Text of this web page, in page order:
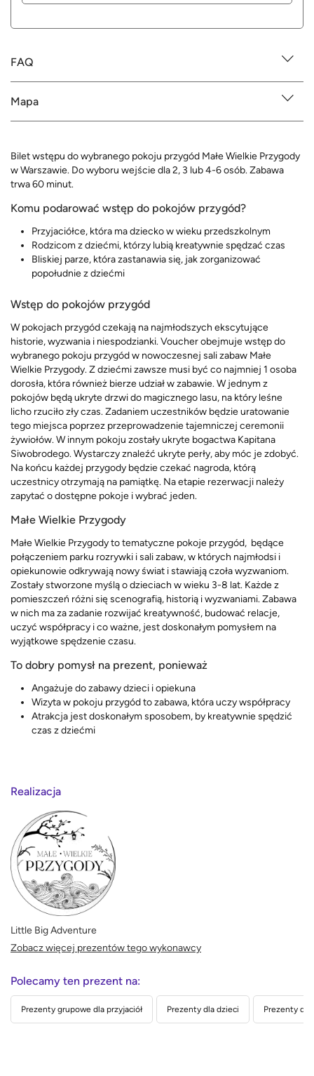
FAQ
Mapa
Bilet wstępu do wybranego pokoju przygód Małe Wielkie Przygody
w Warszawie. Do wyboru wejście dla 2, 3 lub 4-6 osób. Zabawa
trwa 60 minut.
Komu podarować wstęp do pokojów przygód?
Przyjaciółce, która ma dziecko w wieku przedszkolnym
Rodzicom z dziećmi, którzy lubią kreatywnie spędzać czas
Bliskiej parze, która zastanawia się, jak zorganizować
popołudnie z dziećmi
Wstęp do pokojów przygód
W pokojach przygód czekają na najmłodszych ekscytujące
historie, wyzwania i niespodzianki. Voucher obejmuje wstęp do
wybranego pokoju przygód w nowoczesnej sali zabaw Małe
Wielkie Przygody. Z dziećmi zawsze musi być co najmniej 1 osoba
dorosła, która również bierze udział w zabawie. W jednym z
pokojów będą ukryte drzwi do magicznego lasu, na który leśne
licho rzuciło zły czas. Zadaniem uczestników będzie uratowanie
tego miejsca poprzez przeprowadzenie tajemniczej ceremonii
żywiołów. W innym pokoju zostały ukryte bogactwa Kapitana
Siwobrodego. Wystarczy znaleźć ukryte perły, aby móc je zdobyć.
Na końcu każdej przygody będzie czekać nagroda, którą
uczestnicy otrzymają na pamiątkę. Na etapie rezerwacji należy
zapytać o dostępne pokoje i wybrać jeden.
Małe Wielkie Przygody
Małe Wielkie Przygody to tematyczne pokoje przygód, będące
połączeniem parku rozrywki i sali zabaw, w których najmłodsi i
opiekunowie odkrywają nowy świat i stawiają czoła wyzwaniom.
Zostały stworzone myślą o dzieciach w wieku 3-8 lat. Każde z
pomieszczeń różni się scenografią, historią i wyzwaniami. Zabawa
w nich ma za zadanie rozwijać kreatywność, budować relacje,
uczyć współpracy i co ważne, jest doskonałym pomysłem na
wyjątkowe spędzenie czasu.
To dobry pomysł na prezent, ponieważ
Angażuje do zabawy dzieci i opiekuna
Wizyta w pokoju przygód to zabawa, która uczy współpracy
Atrakcja jest doskonałym sposobem, by kreatywnie spędzić
czas z dziećmi
Realizacja
Little Big Adventure
Zobacz więcej prezentów tego wykonawcy
Polecamy ten prezent na:
Prezenty grupowe dla przyjaciół Prezenty dla dzieci Prezenty dla